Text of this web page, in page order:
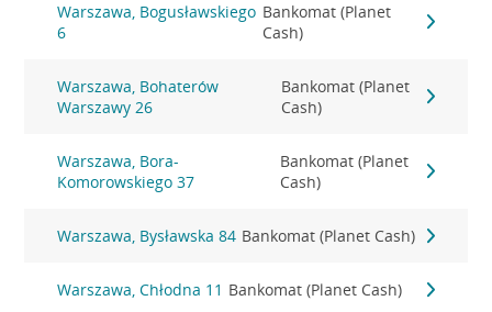
Warszawa, Bogusławskiego
6
Bankomat (Planet
Cash)
Warszawa, Bohaterów
Warszawy 26
Bankomat (Planet
Cash)
Warszawa, Bora-
Komorowskiego 37
Bankomat (Planet
Cash)
Warszawa, Bysławska 84 Bankomat (Planet Cash)
Warszawa, Chłodna 11 Bankomat (Planet Cash)